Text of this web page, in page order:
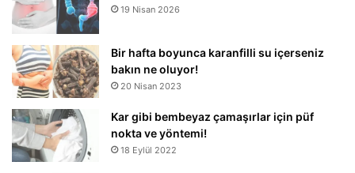
19 Nisan 2026
Bir hafta boyunca karanfilli su içerseniz
bakın ne oluyor!
20 Nisan 2023
Kar gibi bembeyaz çamaşırlar için püf
nokta ve yöntemi!
18 Eylül 2022